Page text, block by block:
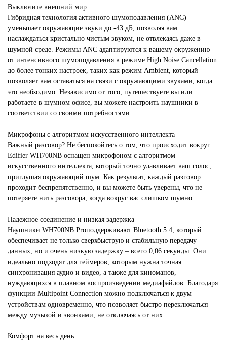
Выключите внешний мир
Гибридная технология активного шумоподавления (ANC)
уменьшает окружающие звуки до -43 дБ, позволяя вам
наслаждаться кристально чистым звуком, не отвлекаясь даже в
шумной среде. Режимы ANC адаптируются к вашему окружению –
от интенсивного шумоподавления в режиме High Noise Cancellation
до более тонких настроек, таких как режим Ambient, который
позволяет вам оставаться на связи с окружающими звуками, когда
это необходимо. Независимо от того, путешествуете вы или
работаете в шумном офисе, вы можете настроить наушники в
соответствии со своими потребностями.
Микрофоны с алгоритмом искусственного интеллекта
Важный разговор? Не беспокойтесь о том, что происходит вокруг.
Edifier WH700NB оснащен микрофоном с алгоритмом
искусственного интеллекта, который точно улавливает ваш голос,
приглушая окружающий шум. Как результат, каждый разговор
проходит беспрепятственно, и вы можете быть уверены, что не
потеряете нить разговора, когда вокруг вас слишком шумно.
Надежное соединение и низкая задержка
Наушники WH700NB Proподдерживают Bluetooth 5.4, который
обеспечивает не только сверхбыструю и стабильную передачу
данных, но и очень низкую задержку – всего 0,06 секунды. Они
идеально подходят для геймеров, которым нужна точная
синхронизация аудио и видео, а также для киноманов,
нуждающихся в плавном воспроизведении медиафайлов. Благодаря
функции Multipoint Connection можно подключаться к двум
устройствам одновременно, что позволяет быстро переключаться
между музыкой и звонками, не отключаясь от них.
Комфорт на весь день